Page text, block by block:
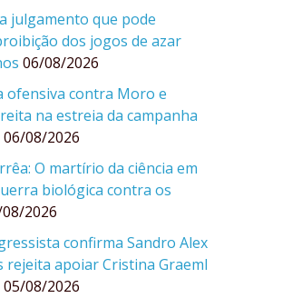
julgamento que pode
dos jogos de azar
06/08/2026
ofensiva contra Moro e
na estreia da campanha
06/08/2026
O martírio da ciência em
biológica contra os
2026
confirma Sandro Alex
rejeita apoiar Cristina Graeml
05/08/2026